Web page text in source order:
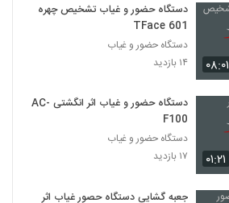
۰۸:۰۱
دستگاه حضور و غیاب تشخیص چهره
TFace 601
دستگاه حضور و غیاب
۱۴ بازدید
۰۱:۲۱
دستگاه حضور و غیاب اثر انگشتی AC-
F100
دستگاه حضور و غیاب
۱۷ بازدید
جعبه گشایی دستگاه حصور غیاب اثر